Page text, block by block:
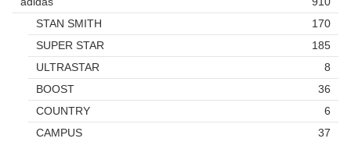
STAN SMITH
170
SUPER STAR
185
ULTRASTAR
8
BOOST
36
COUNTRY
6
CAMPUS
37